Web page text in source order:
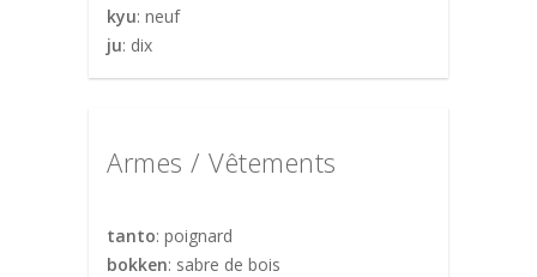
kyu: neuf
ju: dix
Armes / Vêtements
tanto: poignard
bokken: sabre de bois